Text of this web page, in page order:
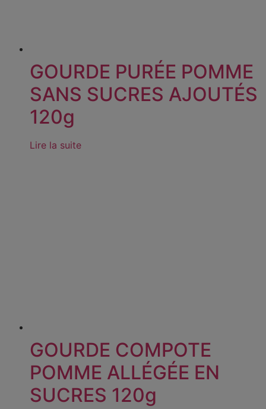
GOURDE PURÉE POMME
SANS SUCRES AJOUTÉS
120g
Lire la suite
GOURDE COMPOTE
POMME ALLÉGÉE EN
SUCRES 120g